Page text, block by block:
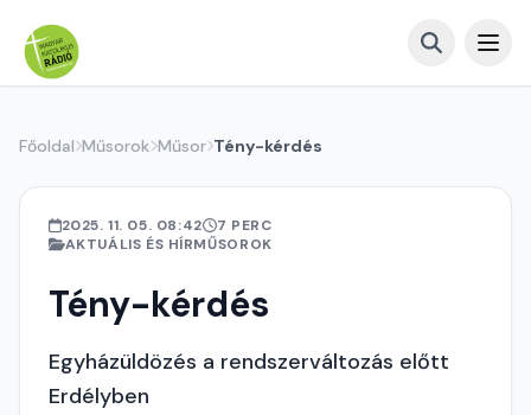
Főoldal Műsorok Műsor Tény-kérdés
2025. 11. 05. 08:42
7 PERC
AKTUÁLIS ÉS HÍRMŰSOROK
Tény-kérdés
Egyházüldözés a rendszerváltozás előtt
Erdélyben